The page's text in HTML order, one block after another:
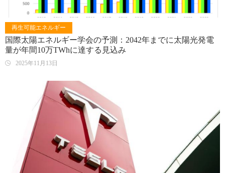
再生可能エネルギー
国際太陽エネルギー学会の予測：2042年までに太陽光発電
量が年間10万TWhに達する見込み
2025年11月13日